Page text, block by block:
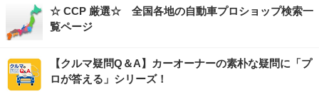
☆ CCP 厳選☆ 全国各地の自動車プロショップ検索一
覧ページ
【クルマ疑問Q＆A】カーオーナーの素朴な疑問に「プ
ロが答える」シリーズ！